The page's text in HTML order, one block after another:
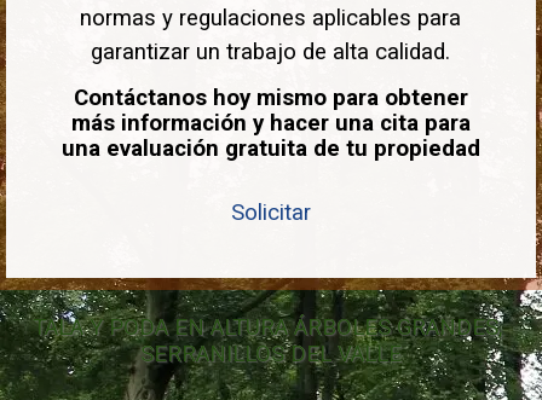
normas y regulaciones aplicables para
garantizar un trabajo de alta calidad.
Contáctanos hoy mismo para obtener
más información y hacer una cita para
una evaluación gratuita de tu propiedad
Solicitar
TALA Y PODA EN ALTURA ÁRBOLES GRANDES,
SERRANILLOS DEL VALLE